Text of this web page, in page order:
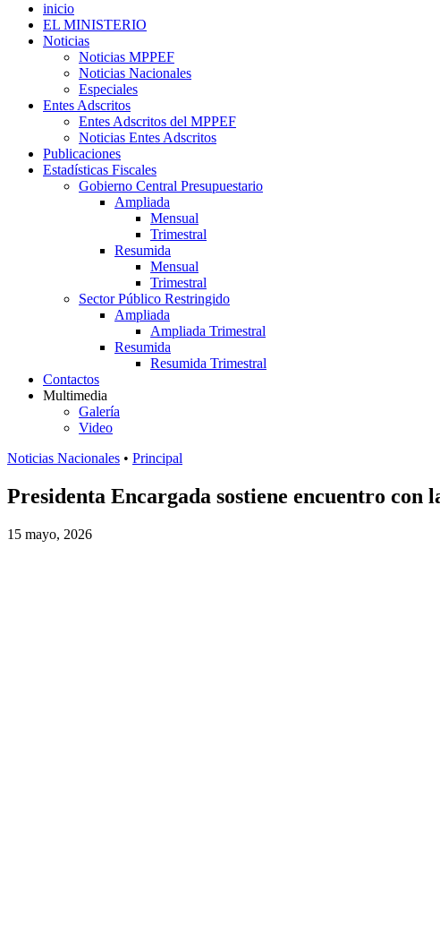
inicio
EL MINISTERIO
Noticias
Noticias MPPEF
Noticias Nacionales
Especiales
Entes Adscritos
Entes Adscritos del MPPEF
Noticias Entes Adscritos
Publicaciones
Estadísticas Fiscales
Gobierno Central Presupuestario
Ampliada
Mensual
Trimestral
Resumida
Mensual
Trimestral
Sector Público Restringido
Ampliada
Ampliada Trimestral
Resumida
Resumida Trimestral
Contactos
Multimedia
Galería
Video
Noticias Nacionales • Principal
Presidenta Encargada sostiene encuentro
15 mayo, 2026